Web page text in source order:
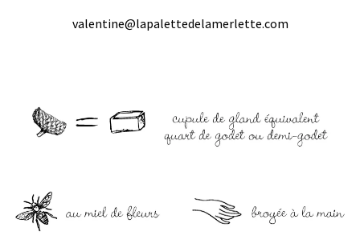
valentine@lapalettedelamerlette.com